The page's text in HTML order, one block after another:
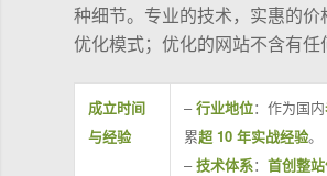
种细节。专业的技术，实惠的
优化模式；优化的网站不含有任
成立时间
与经验
–行业地位：作为国内
累超 10 年实战经验。
–技术体系： 首创整